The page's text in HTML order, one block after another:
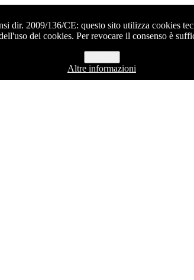
dir. 2009/136/CE: questo sito utilizza cookies
dei cookies. Per revocare il consenso è
Altre informazioni